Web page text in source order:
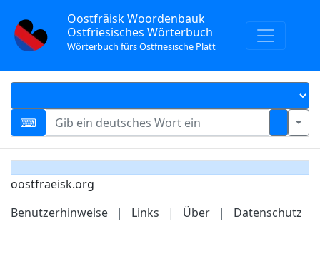
Oostfräisk Woordenbauk
Ostfriesisches Wörterbuch
Wörterbuch fürs Ostfriesische Platt
oostfraeisk.org
Benutzerhinweise
| Links | Über | Datenschutz